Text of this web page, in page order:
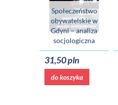
Społeczeństwo
obywatelskie w
Gdyni – analiza
socjologiczna
31,50 pln
do koszyka